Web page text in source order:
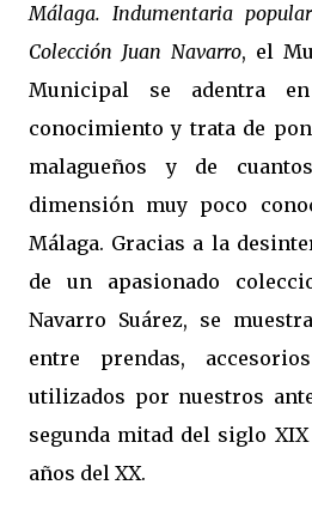
Málaga. Indumentaria
Colección Juan Navarro, el
Municipal se adentra
conocimiento y trata de
malagueños y de
dimensión muy poco
Málaga. Gracias a la
de un apasionado
Navarro Suárez, se
entre prendas,
utilizados por nuestros
segunda mitad del siglo
años del XX.